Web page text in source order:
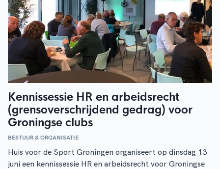
Kennissessie HR en arbeidsrecht
(grensoverschrijdend gedrag) voor
Groningse clubs
BESTUUR & ORGANISATIE
Huis voor de Sport Groningen organiseert op dinsdag 13
juni een kennissessie HR en arbeidsrecht voor Groningse